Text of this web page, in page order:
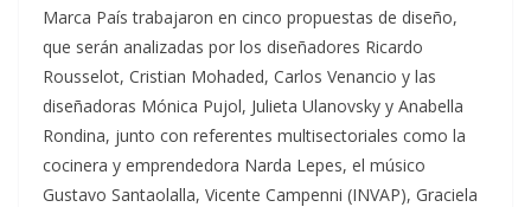
Marca País trabajaron en cinco propuestas de diseño,
que serán analizadas por los diseñadores Ricardo
Rousselot, Cristian Mohaded, Carlos Venancio y las
diseñadoras Mónica Pujol, Julieta Ulanovsky y Anabella
Rondina, junto con referentes multisectoriales como la
cocinera y emprendedora Narda Lepes, el músico
Gustavo Santaolalla, Vicente Campenni (INVAP), Graciela